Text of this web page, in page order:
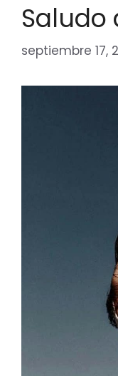
Saludo
septiembre 17,